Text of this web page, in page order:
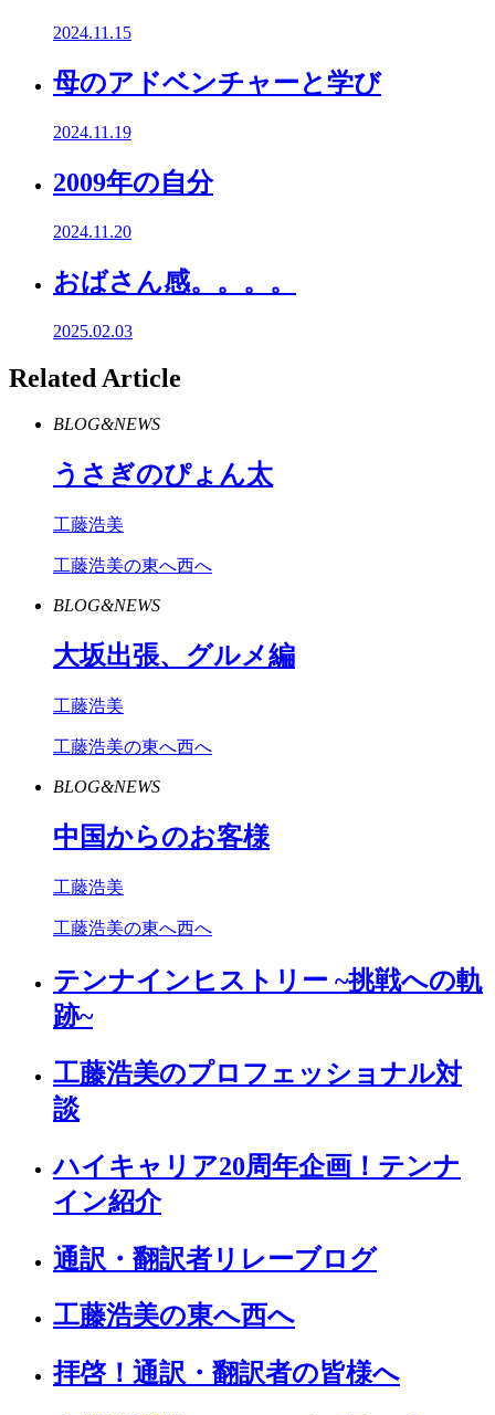
2024.11.15
母のアドベンチャーと学び
2024.11.19
2009年の自分
2024.11.20
おばさん感。。。。
2025.02.03
Related Article
BLOG&NEWS
うさぎのぴょん太
工藤浩美
工藤浩美の東へ西へ
BLOG&NEWS
大坂出張、グルメ編
工藤浩美
工藤浩美の東へ西へ
BLOG&NEWS
中国からのお客様
工藤浩美
工藤浩美の東へ西へ
テンナインヒストリー ~挑戦への軌
跡~
工藤浩美のプロフェッショナル対
談
ハイキャリア20周年企画！テンナ
イン紹介
通訳・翻訳者リレーブログ
工藤浩美の東へ西へ
拝啓！通訳・翻訳者の皆様へ